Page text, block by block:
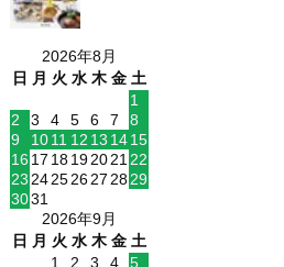
2026年8月
日
月 火 水 木 金 土
1
2
3 4 5 6 7
8
9
1011 12 13 1415
16 17 18192021 22
23 24252627 2829
3031
2026年9月
日
月 火 水 木 金 土
1
2 3 4
5